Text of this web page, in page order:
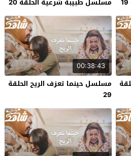
00:38:43
مسلسل حينما تعزف الريح الحلقة
29